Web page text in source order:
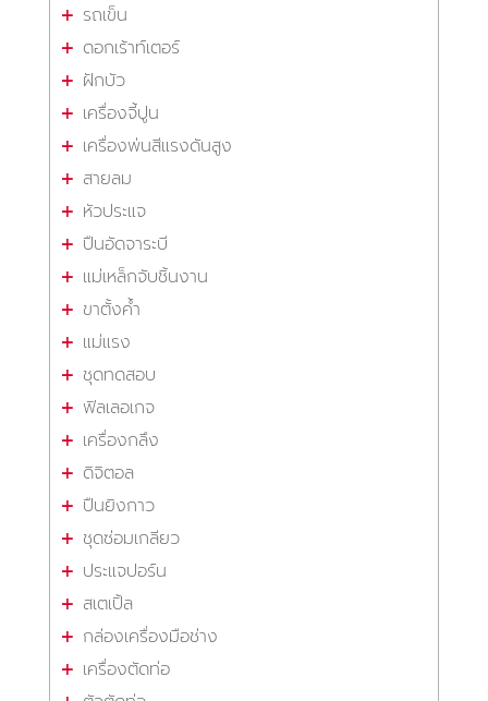
รถเข็น
ดอกเร้าท์เตอร์
ฝักบัว
เครื่องจี้ปูน
เครื่องพ่นสีแรงดันสูง
สายลม
หัวประแจ
ปืนอัดจาระบี
แม่เหล็กจับชิ้นงาน
ขาตั้งค้ำ
แม่แรง
ชุดทดสอบ
ฟิลเลอเกจ
เครื่องกลึง
ดิจิตอล
ปืนยิงกาว
ชุดซ่อมเกลียว
ประแจปอร์น
สเตเปิ้ล
กล่องเครื่องมือช่าง
เครื่องตัดท่อ